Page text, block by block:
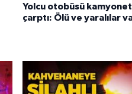
Yolcu otobüsü
çarptı: Ölü ve yaralılar